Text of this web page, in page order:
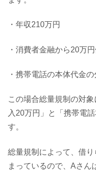
・年収210万円
・消費者金融から20万円
・携帯電話の本体代金
この場合総量規制の対
入20万円」と「携帯電
す。
総量規制によって、借
まっているので、Aさん